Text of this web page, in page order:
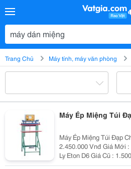
Trang Chủ Máy tính, máy văn phòng
Máy Ép Miệng Túi
Máy Ép Miệng Túi Đạp Chân
2.450.000 Vnđ Giá Mới : 1.650.000 Vnđ Máy Dán Miệng
Ly Eton D6 Giá Cũ : 1.500.000 Vnđ Giá Mới : 1.400.000
Vnđ